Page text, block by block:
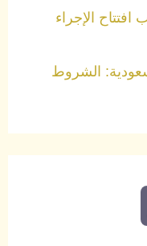
الإجراء
الشروط